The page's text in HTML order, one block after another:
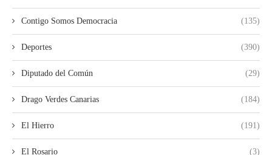
Contigo Somos Democracia (135)
Deportes (390)
Diputado del Común (29)
Drago Verdes Canarias (184)
El Hierro (191)
El Rosario (3)